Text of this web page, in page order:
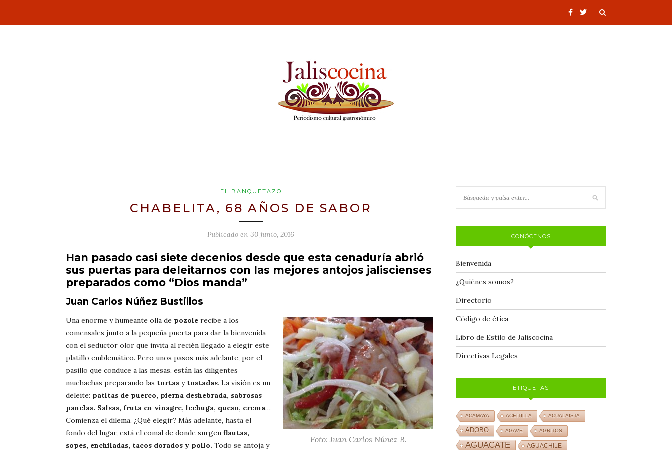
EL BANQUETAZO
CHABELITA, 68 AÑOS DE SABOR
Publicado en 30 junio, 2016
Han pasado casi siete decenios desde que esta cenaduría abrió
sus puertas para deleitarnos con las mejores antojos jaliscienses
preparados como “Dios manda”
Juan Carlos Núñez Bustillos
Foto: Juan Carlos Núñez B.
Una enorme y humeante olla de pozole recibe a los
comensales junto a la pequeña puerta para dar la bienvenida
con el seductor olor que invita al recién llegado a elegir este
platillo emblemático. Pero unos pasos más adelante, por el
pasillo que conduce a las mesas, están las diligentes
muchachas preparando las tortas y tostadas. La visión es un
deleite: patitas de puerco, pierna deshebrada, sabrosas
panelas. Salsas, fruta en vinagre, lechuga, queso, crema…
Comienza el dilema. ¿Qué elegir? Más adelante, hasta el
fondo del lugar, está el comal de donde surgen flautas,
sopes, enchiladas, tacos dorados y pollo. Todo se antoja y
CONÓCENOS
Bienvenida
¿Quiénes somos?
Directorio
Código de ética
Libro de Estilo de Jaliscocina
Directivas Legales
ETIQUETAS
ACAMAYA ACEITILLA ACUALAISTA
ADOBO AGAVE AGRITOS
AGUACATE AGUACHILE